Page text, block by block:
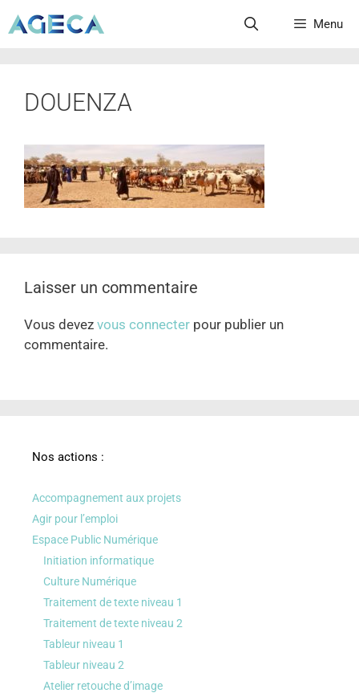
Menu
DOUENZA
Laisser un commentaire
Vous devez vous connecter pour publier un
commentaire.
Nos actions :
Accompagnement aux projets
Agir pour l’emploi
Espace Public Numérique
Initiation informatique
Culture Numérique
Traitement de texte niveau 1
Traitement de texte niveau 2
Tableur niveau 1
Tableur niveau 2
Atelier retouche d’image